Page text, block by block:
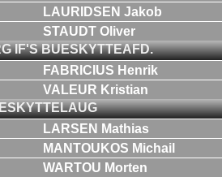
LAURIDSEN Jakob
STAUDT Oliver
IF'S BUESKYTTEAFD.
FABRICIUS Henrik
VALEUR Kristian
LARSEN Mathias
MANTOUKOS Michail
WARTOU Morten